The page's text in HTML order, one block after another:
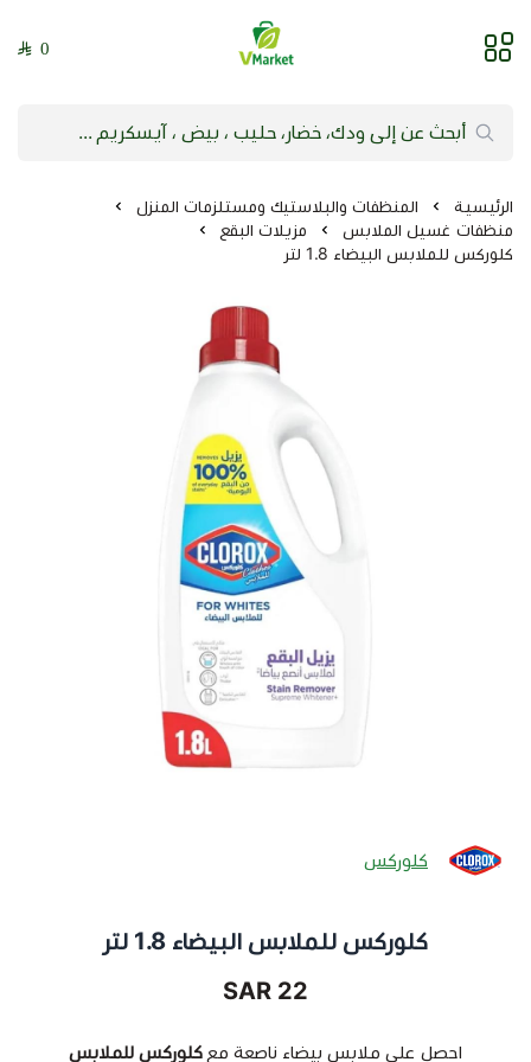
فيلج ماركت | VMarket
0
الرئيسية
المنظفات والبلاستيك ومستلزمات المنزل
منظفات غسيل الملابس
مزيلات البقع
كلوركس للملابس البيضاء 1.8 لتر
كلوركس
كلوركس للملابس البيضاء 1.8 لتر
22 SAR
احصل على ملابس بيضاء ناصعة مع كلوركس للملابس